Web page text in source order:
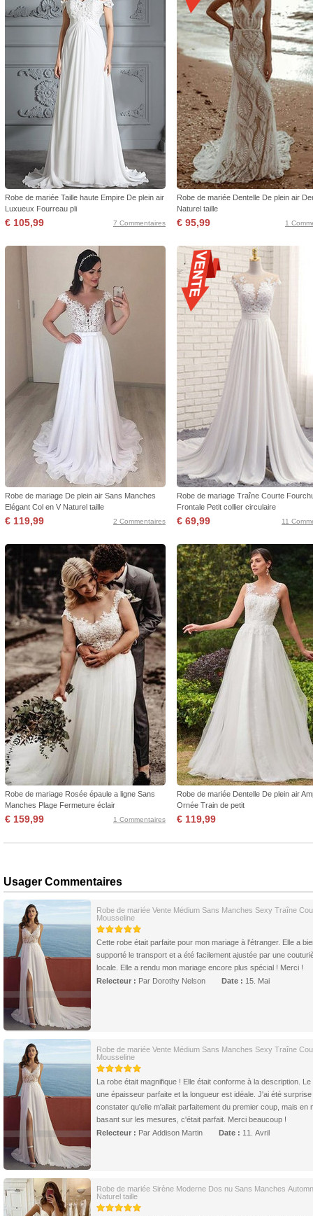
Robe de mariée Taille haute Empire De plein air
Luxueux Fourreau pli
€ 105,99 7 Commentaires
Robe de mariée Dentelle De plein air
Naturel taille
€ 95,99 1
Robe de mariage De plein air Sans Manches
Elégant Col en V Naturel taille
€ 119,99 2 Commentaires
Robe de mariage Traîne Courte
Frontale Petit collier circulaire
€ 69,99 11
Robe de mariage Rosée épaule a ligne Sans
Manches Plage Fermeture éclair
€ 159,99 1 Commentaires
Robe de mariée Dentelle De plein air
Ornée Train de petit
€ 119,99
Usager Commentaires
Robe de mariée Vente Médium Sans Manches Sexy Traîne
Mousseline
Cette robe était parfaite pour mon mariage à l'étranger. Elle a
supporté le transport et a été facilement ajustée par une
locale. Elle a rendu mon mariage encore plus spécial ! Merci !
Relecteur : Par Dorothy Nelson Date : 15. Mai
Robe de mariée Vente Médium Sans Manches Sexy Traîne
Mousseline
La robe était magnifique ! Elle était conforme à la description.
une épaisseur parfaite et la longueur est idéale. J'ai été surprise
constater qu'elle m'allait parfaitement du premier coup, mais en
basant sur les mesures, c'était parfait. Merci beaucoup !
Relecteur : Par Addison Martin Date : 11. Avril
Robe de mariée Sirène Moderne Dos nu Sans Manches
Naturel taille